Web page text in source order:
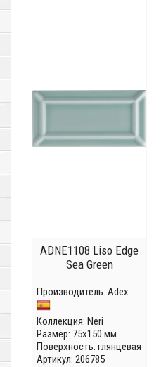
ADNE1108 Liso Edge
Sea Green
Производитель: Adex
Коллекция: Neri
Размер: 75x150 мм
Поверхность: глянцевая
Артикул: 206785